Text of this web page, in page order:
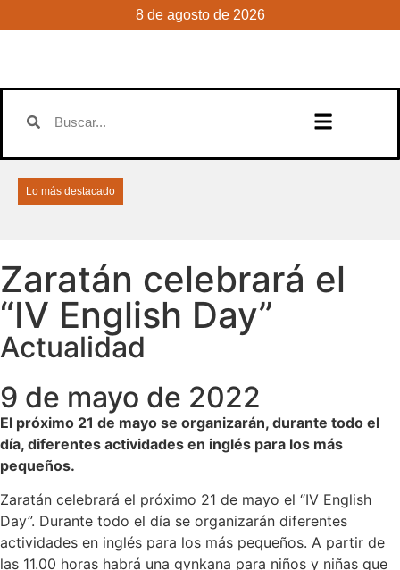
8 de agosto de 2026
Lo más destacado
Zaratán celebrará el
“IV English Day”
Actualidad
9 de mayo de 2022
El próximo 21 de mayo se organizarán, durante todo el
día, diferentes actividades en inglés para los más
pequeños.
Zaratán celebrará el próximo 21 de mayo el “IV English
Day”. Durante todo el día se organizarán diferentes
actividades en inglés para los más pequeños. A partir de
las 11.00 horas habrá una gynkana para niños y niñas que